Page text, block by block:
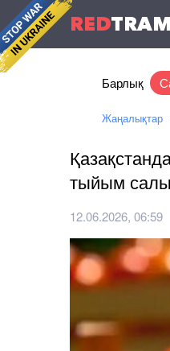
REDTRAM
Барлық
Жаңалықтар
тыйым
12.06.2026, 06:59